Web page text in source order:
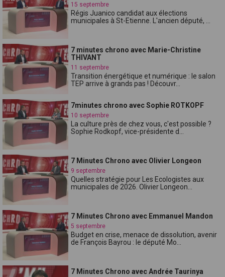
15 septembre
Régis Juanico candidat aux élections
municipales à St-Etienne. L'ancien député, ...
7 minutes chrono avec Marie-Christine
THIVANT
11 septembre
Transition énergétique et numérique : le salon
TEP arrive à grands pas ! Découvr...
7minutes chrono avec Sophie ROTKOPF
10 septembre
La culture près de chez vous, c'est possible ?
Sophie Rodkopf, vice-présidente d...
7 Minutes Chrono avec Olivier Longeon
9 septembre
Quelles stratégie pour Les Ecologistes aux
municipales de 2026. Olivier Longeon...
7 Minutes Chrono avec Emmanuel Mandon
5 septembre
Budget en crise, menace de dissolution, avenir
de François Bayrou : le député Mo...
7 Minutes Chrono avec Andrée Taurinya